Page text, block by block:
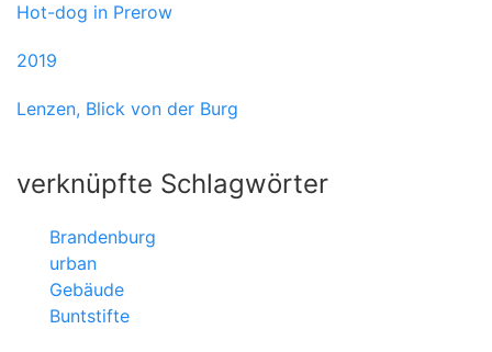
Hot-dog in Prerow
2019
Lenzen, Blick von der Burg
verknüpfte Schlagwörter
Brandenburg
urban
Gebäude
Buntstifte